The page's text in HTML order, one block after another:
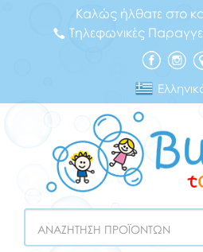
Καλώς ήλθατε στο
Τηλεφωνικές